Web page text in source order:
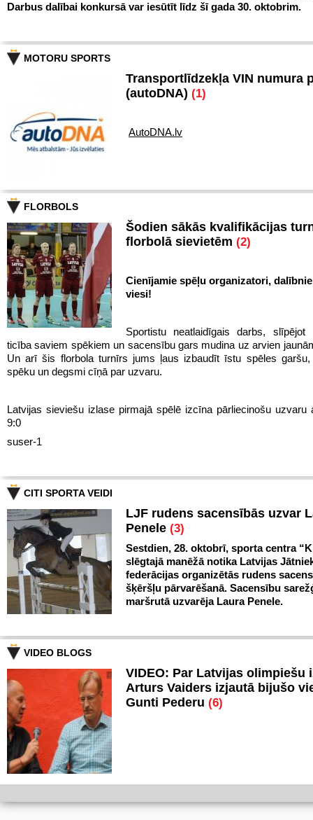
Darbus dalībai konkursā var iesūtīt līdz šī gada 30. oktobrim.
MOTORU SPORTS
Transportlīdzekļa VIN numura
(autoDNA) (1)
AutoDNA.lv
FLORBOLS
Šodien sākās kvalifikācijas
florbolā sievietēm (2)
Cienījamie spēļu organizatori,
viesi!
Sportistu neatlaidīgais darbs, slīpējot
ticība saviem spēkiem un sacensību gars mudina uz arvien
Un arī šis florbola turnīrs jums ļaus izbaudīt īstu spēles garšu,
spēku un degsmi cīņā par uzvaru.
Latvijas sieviešu izlase pirmajā spēlē izcīna pārliecinošu uzvaru
9:0
suser-1
CITI SPORTA VEIDI
LJF rudens sacensībās uzvar
Penele (3)
Sestdien, 28. oktobrī, sporta centra
slēgtajā manēžā notika Latvijas
federācijas organizētās rudens
šķēršļu pārvarēšanā. Sacensību
maršrutā uzvarēja Laura Penele.
VIDEO BLOGS
VIDEO: Par Latvijas olimpiešu
Arturs Vaiders izjautā bijušo
Gunti Pederu (6)